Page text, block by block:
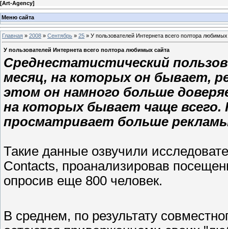
[Art-Agency]
Меню сайта
Главная » 2008 » Сентябрь » 25 » У пользователей Интернета всего полтора
У пользователей Интернета всего полтора любимых сайта
Среднестатистический
месяц, на которых он бывает,
этом он намного больше
на которых бывает чаще всего.
просматривает больше
Такие данные озвучили
Contacts, проанализировав
опросив еще 800 человек.
В среднем, по результату